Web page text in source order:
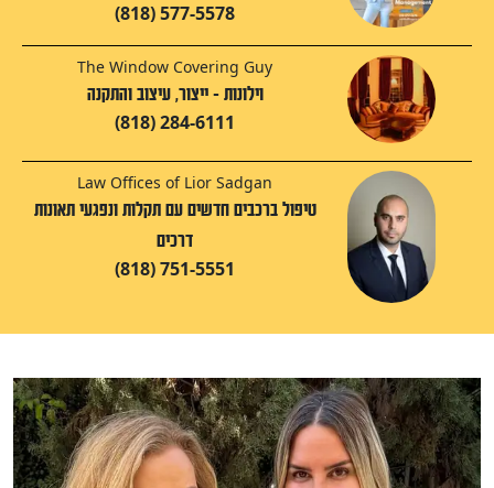
(818) 577-5578
The Window Covering Guy
וילונות - ייצור, עיצוב והתקנה
(818) 284-6111
Law Offices of Lior Sadgan
טיפול ברכבים חדשים עם תקלות ונפגעי תאונות
דרכים
(818) 751-5551